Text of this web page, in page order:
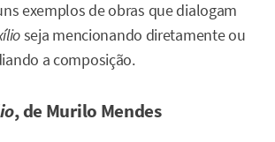
exemplos de obras que dialogam
seja mencionando diretamente ou
a composição.
, de Murilo Mendes